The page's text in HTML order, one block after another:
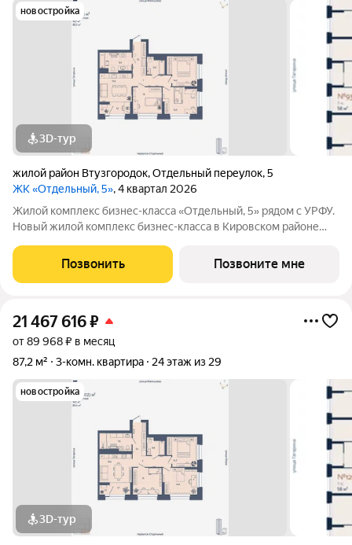
новостройка
3D-тур
жилой район Втузгородок,Отдельный переулок,5
ЖК «Отдельный, 5», 4 квартал 2026
Жилой комплекс бизнес-класса «Отдельный, 5» рядом с УРФУ.
Новый жилой комплекс бизнес-класса в Кировском районе
квартале между улицами Малышева, Мира и Гагарина.
Архитектурный ансамбль состоит из
Позвонить Позвоните мне
21 467 616₽
от 89 968 ₽ в месяц
87,2 м²
3-комн. квартира 24 этаж из 29
новостройка
3D-тур